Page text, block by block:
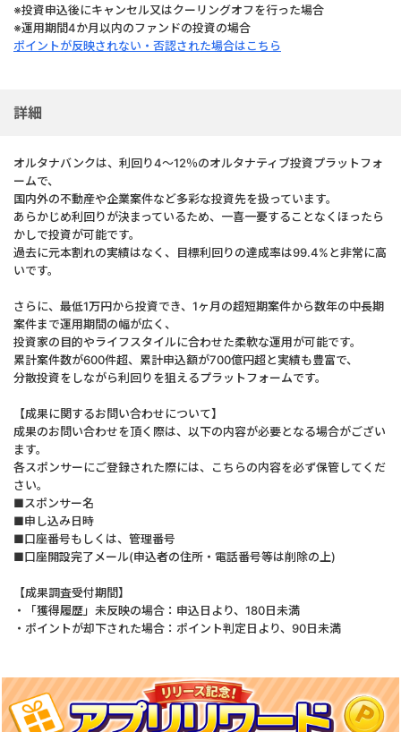
※投資申込後にキャンセル又はクーリングオフを行った場合
※運用期間4か月以内のファンドの投資の場合
ポイントが反映されない・否認された場合はこちら
詳細
オルタナバンクは、利回り4〜12％のオルタナティブ投資プラットフォ
ームで、
国内外の不動産や企業案件など多彩な投資先を扱っています。
あらかじめ利回りが決まっているため、一喜一憂することなくほったら
かしで投資が可能です。
過去に元本割れの実績はなく、目標利回りの達成率は99.4%と非常に高
いです。
さらに、最低1万円から投資でき、1ヶ月の超短期案件から数年の中長期
案件まで運用期間の幅が広く、
投資家の目的やライフスタイルに合わせた柔軟な運用が可能です。
累計案件数が600件超、累計申込額が700億円超と実績も豊富で、
分散投資をしながら利回りを狙えるプラットフォームです。
【成果に関するお問い合わせについて】
成果のお問い合わせを頂く際は、以下の内容が必要となる場合がござい
ます。
各スポンサーにご登録された際には、こちらの内容を必ず保管してくだ
さい。
■スポンサー名
■申し込み日時
■口座番号もしくは、管理番号
■口座開設完了メール(申込者の住所・電話番号等は削除の上)
【成果調査受付期間】
・「獲得履歴」未反映の場合：申込日より、180日未満
・ポイントが却下された場合：ポイント判定日より、90日未満